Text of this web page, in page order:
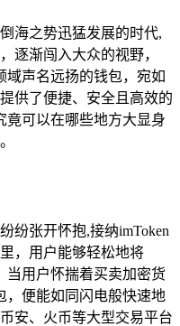
海之势迅猛发展的时代,
逐渐闯入大众的视野，
域声名远扬的钱包，宛如
供了便捷、安全且高效的
竟可以在哪些地方大显身
纷张开怀抱,接纳imToken
，用户能够轻松地将
当用户怀揣着买卖加密货
，便能如同闪电般快速地
安、火币等大型交易平台